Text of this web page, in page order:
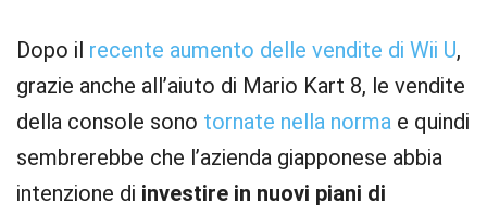
Dopo il recente aumento delle vendite di Wii U,
grazie anche all’aiuto di Mario Kart 8, le vendite
della console sono tornate nella norma e quindi
sembrerebbe che l’azienda giapponese abbia
intenzione di investire in nuovi piani di